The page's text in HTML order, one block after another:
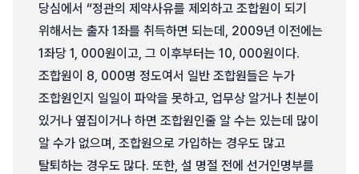
당심에서 “정관의 제약사유를 제외하고 조합원이 되기
위해서는 출자 1좌를 취득하면 되는데, 2009년 이전에는
1좌당 1, 000원이고, 그 이후부터는 10, 000원이다.
조합원이 8, 000명 정도여서 일반 조합원들은 누가
조합원인지 일일이 파악을 못하고, 업무상 알거나 친분이
있거나 옆집이거나 하면 조합원인줄 알 수는 있는데 많이
알 수가 없으며, 조합원으로 가입하는 경우도 많고
탈퇴하는 경우도 많다. 또한, 설 명절 전에 선거인명부를